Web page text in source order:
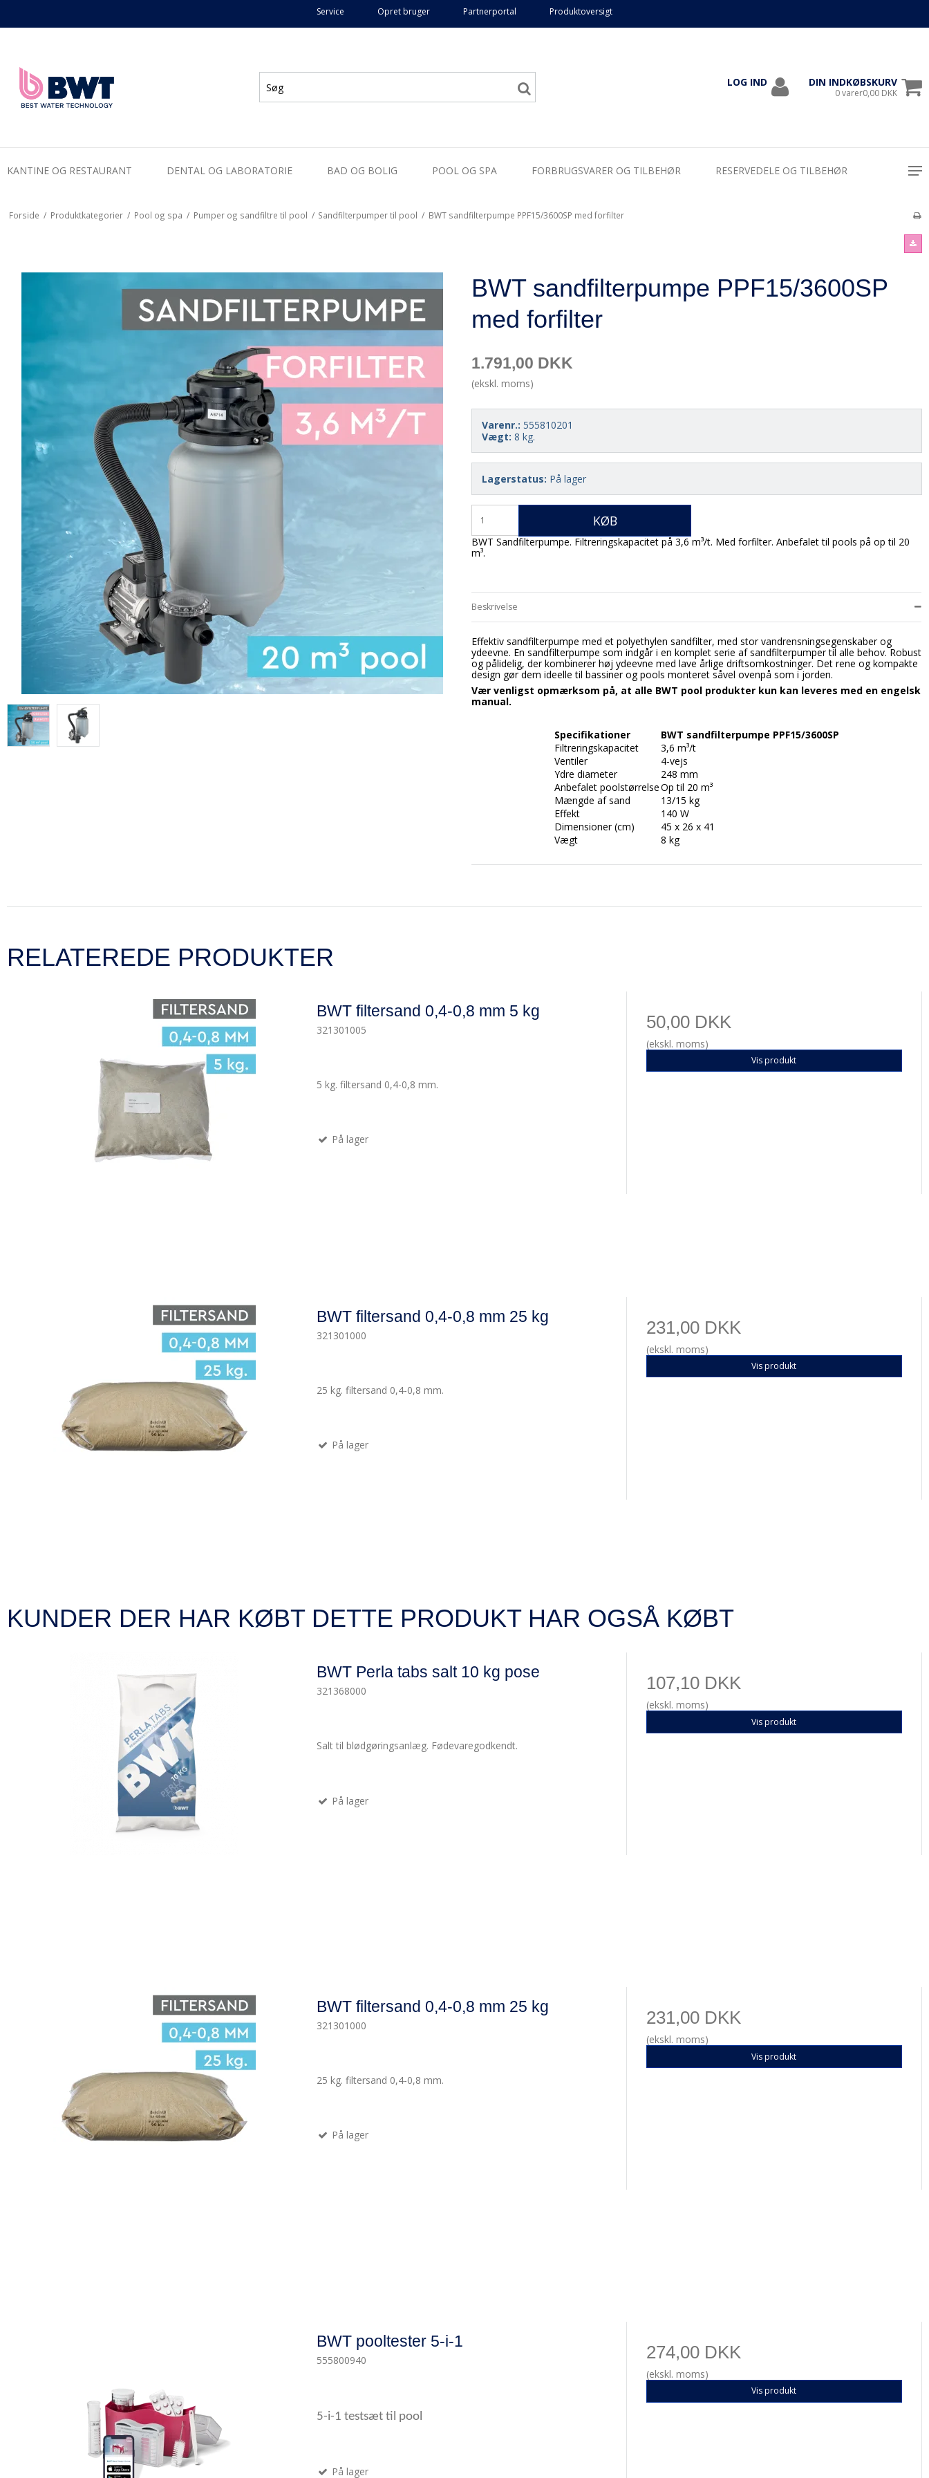
Service Opret bruger Partnerportal Produktoversigt
LOG IND DIN INDKØBSKURV
0 varer0,00 DKK
KANTINE OG RESTAURANT DENTAL OG LABORATORIE BAD OG BOLIG POOL OG SPA FORBRUGSVARER OG TILBEHØR RESERVEDELE OG TILBEHØR
Forside / Produktkategorier / Pool og spa / Pumper og sandfiltre til pool / Sandfilterpumper til pool / BWT sandfilterpumpe PPF15/3600SP med forfilter
BWT sandfilterpumpe PPF15/3600SP
med forfilter
1.791,00 DKK
(ekskl. moms)
Varenr.: 555810201
Vægt: 8 kg.
Lagerstatus: På lager
KØB
BWT Sandfilterpumpe. Filtreringskapacitet på 3,6 m³/t. Med forfilter. Anbefalet til pools på op til 20
m³.
Beskrivelse
Effektiv sandfilterpumpe med et polyethylen sandfilter, med stor vandrensningsegenskaber og
ydeevne. En sandfilterpumpe som indgår i en komplet serie af sandfilterpumper til alle behov. Robust
og pålidelig, der kombinerer høj ydeevne med lave årlige driftsomkostninger. Det rene og kompakte
design gør dem ideelle til bassiner og pools monteret såvel ovenpå som i jorden.
Vær venligst opmærksom på, at alle BWT pool produkter kun kan leveres med en engelsk
manual.
Specifikationer
BWT sandfilterpumpe PPF15/3600SP
Filtreringskapacitet
3,6 m³/t
Ventiler
4-vejs
Ydre diameter
248 mm
Anbefalet poolstørrelseOp til 20 m³
Mængde af sand
13/15 kg
Effekt
140 W
Dimensioner (cm)
45 x 26 x 41
Vægt
8 kg
RELATEREDE PRODUKTER
BWT filtersand 0,4-0,8 mm 5 kg
321301005
5 kg. filtersand 0,4-0,8 mm.
På lager
50,00 DKK
(ekskl. moms)
Vis produkt
BWT filtersand 0,4-0,8 mm 25 kg
321301000
25 kg. filtersand 0,4-0,8 mm.
På lager
231,00 DKK
(ekskl. moms)
Vis produkt
KUNDER DER HAR KØBT DETTE PRODUKT HAR OGSÅ KØBT
BWT Perla tabs salt 10 kg pose
321368000
Salt til blødgøringsanlæg. Fødevaregodkendt.
På lager
107,10 DKK
(ekskl. moms)
Vis produkt
BWT filtersand 0,4-0,8 mm 25 kg
321301000
25 kg. filtersand 0,4-0,8 mm.
På lager
231,00 DKK
(ekskl. moms)
Vis produkt
BWT pooltester 5-i-1
555800940
5-i-1 testsæt til pool
På lager
274,00 DKK
(ekskl. moms)
Vis produkt